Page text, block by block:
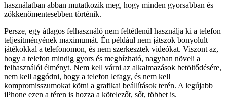
használatban abban mutatkozik meg, hogy minden gyorsabban és
zökkenőmentesebben történik.
Persze, egy átlagos felhasználó nem feltétlenül használja ki a telefon
teljesítményének maximumát. Én például nem játszok bonyolult
játékokkal a telefonomon, és nem szerkesztek videókat. Viszont az,
hogy a telefon mindig gyors és megbízható, nagyban növeli a
felhasználói élményt. Nem kell várni az alkalmazások betöltődésére,
nem kell aggódni, hogy a telefon lefagy, és nem kell
kompromisszumokat kötni a grafikai beállítások terén. A legújabb
iPhone ezen a téren is hozza a kötelezőt, sőt, többet is.